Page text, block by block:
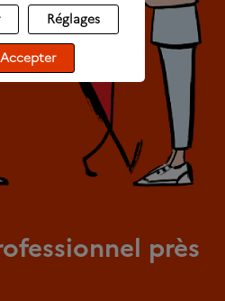
près
Réglages
Accepter